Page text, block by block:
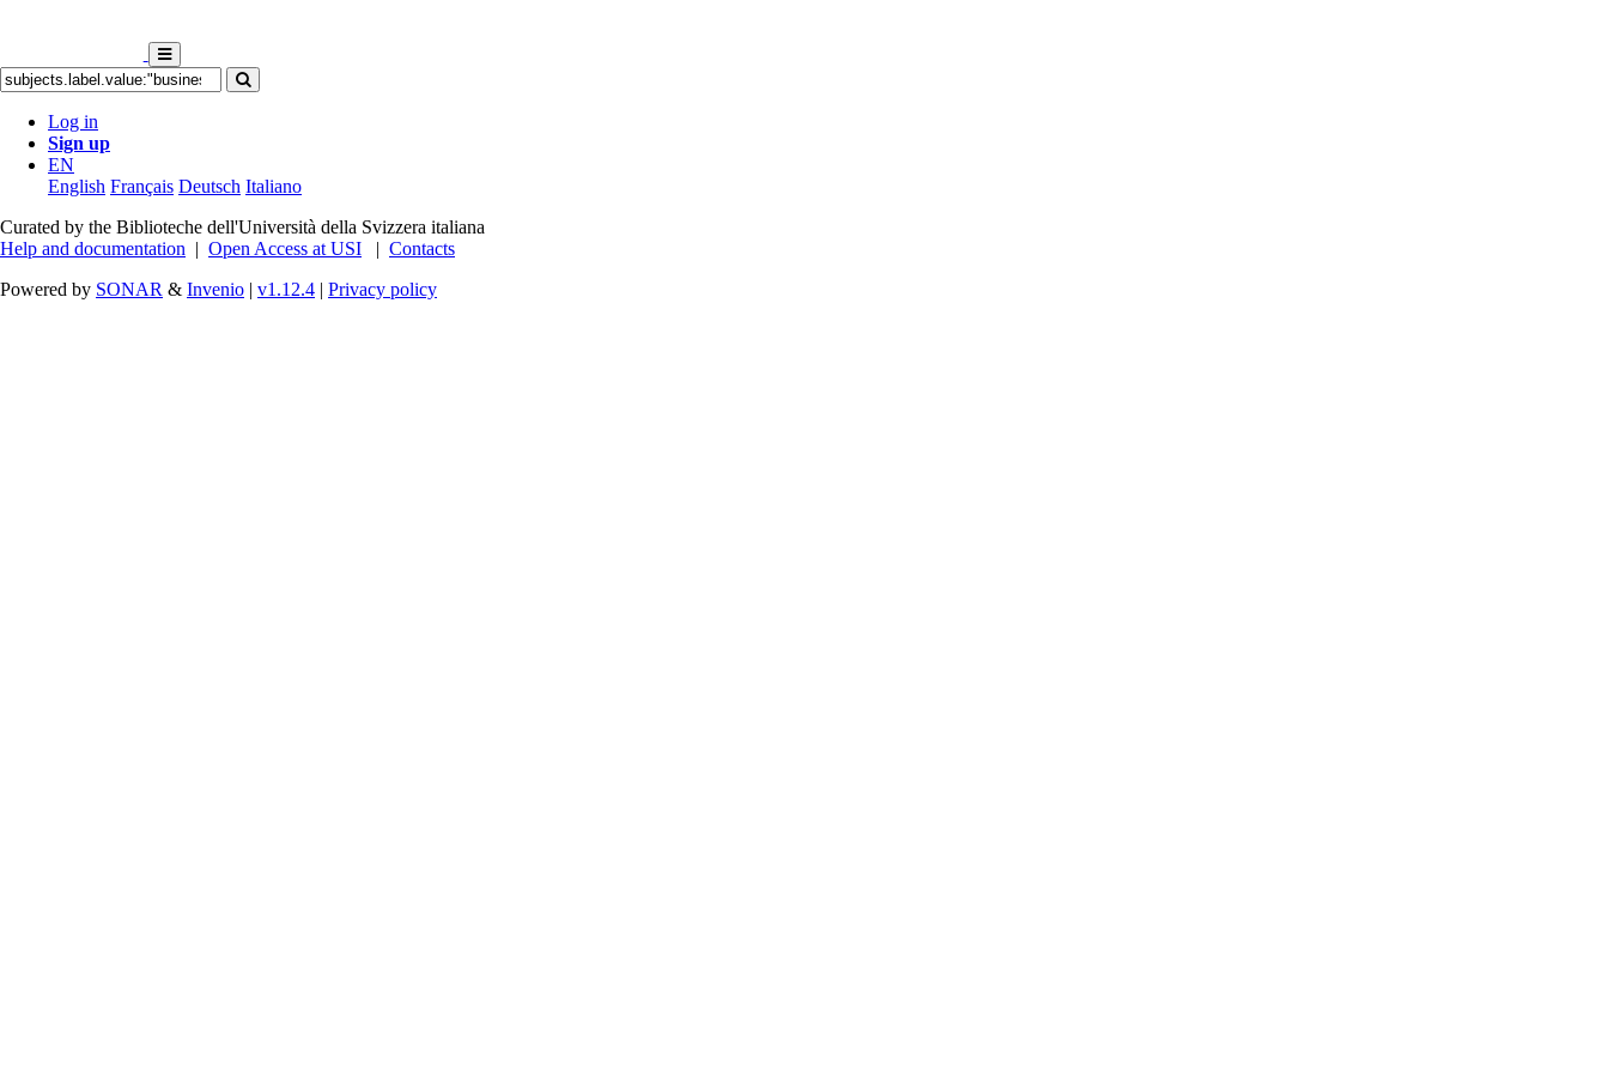
Log in
Sign up
EN
English Français Deutsch Italiano
Curated by the Biblioteche dell'Università della Svizzera italiana
Help and documentation | Open Access at USI | Contacts
Powered by SONAR & Invenio | v1.12.4 | Privacy policy